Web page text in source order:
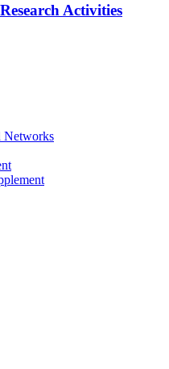
Activities
Networks